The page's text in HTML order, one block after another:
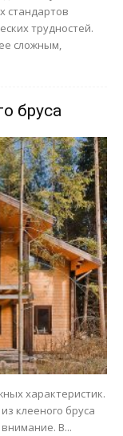
стандартов
трудностей.
сложным,
бруса
характеристик.
клееного бруса
В...